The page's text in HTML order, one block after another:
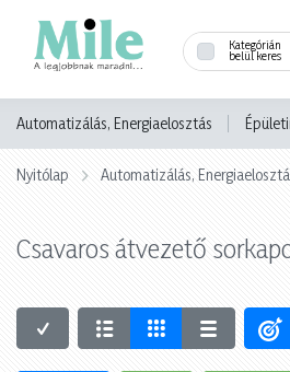
Kategórián
belül keres
Automatizálás, Energiaelosztás
Nyitólap Automatizálás,
Csavaros átvezető